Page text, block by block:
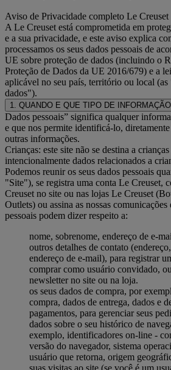
Aviso de Privacidade completo Le Creuset
A Le Creuset está comprometida em
e a sua privacidade, e este aviso explica
processamos os seus dados pessoais de
UE sobre proteção de dados (incluindo o
Proteção de Dados da UE 2016/679) e a
aplicável no seu país, território ou local
dados").
1. QUANDO E QUE TIPO DE
Dados pessoais” significa qualquer
e que nos permite identificá-lo,
outras informações.
Crianças: este site não se destina a
intencionalmente dados relacionados a
Podemos reunir os seus dados pessoais
"Site"), se registra uma conta Le Creuset,
Creuset no site ou nas lojas Le Creuset
Outlets) ou assina as nossas
pessoais podem dizer respeito a:
nome, sobrenome, endereço de e-
outros detalhes de contato
endereço de e-mail), para registrar
comprar como usuário convidado,
newsletter no site ou na loja.
os seus dados de compra, por
compra, dados de entrega, dados e
pagamentos, para gerenciar seus
dados sobre o seu histórico de
exemplo, identificadores on-line -
versão do navegador, sistema
usuário que retorna, origem
suas visitas ao site (se você é um